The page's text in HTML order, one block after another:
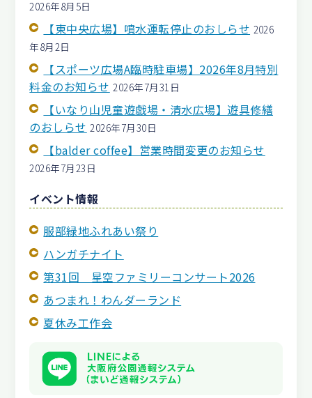
2026年8月5日
【東中央広場】噴水運転停止のおしらせ 2026
年8月2日
【スポーツ広場A臨時駐車場】2026年8月特別
料金のお知らせ 2026年7月31日
【いなり山児童遊戯場・清水広場】遊具修繕
のおしらせ 2026年7月30日
【balder coffee】営業時間変更のお知らせ
2026年7月23日
イベント情報
服部緑地ふれあい祭り
ハンガチナイト
第31回 星空ファミリーコンサート2026
あつまれ！わんダーランド
夏休み工作会